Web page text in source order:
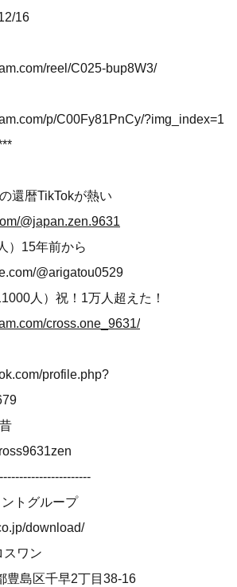
16
reel/C025-bup8W3/
p/C00Fy81PnCy/?img_index=1
還暦TikTokが熱い
@japan.zen.9631
）15年前から
@arigatou0529
人）祝！1万人超えた！
cross.one_9631/
profile.php?
ントグループ
download/
スワン
豊島区千早2丁目38-16